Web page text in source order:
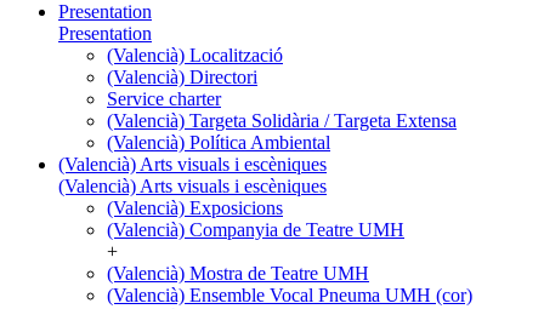
Presentation
Presentation
(Valencià) Localització
(Valencià) Directori
Service charter
(Valencià) Targeta Solidària / Targeta Extensa
(Valencià) Política Ambiental
(Valencià) Arts visuals i escèniques
(Valencià) Arts visuals i escèniques
(Valencià) Exposicions
(Valencià) Companyia de Teatre UMH
+
(Valencià) Mostra de Teatre UMH
(Valencià) Ensemble Vocal Pneuma UMH (cor)